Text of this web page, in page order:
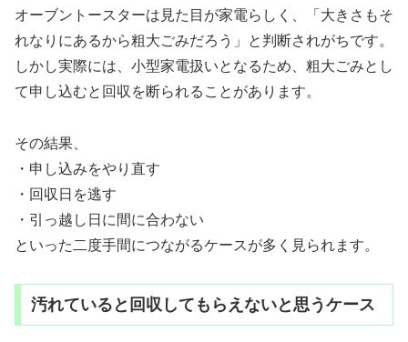
オーブントースターは見た目が家電らしく、「大きさもそ
れなりにあるから粗大ごみだろう」と判断されがちです。
しかし実際には、小型家電扱いとなるため、粗大ごみとし
て申し込むと回収を断られることがあります。
その結果、
・申し込みをやり直す
・回収日を逃す
・引っ越し日に間に合わない
といった二度手間につながるケースが多く見られます。
汚れていると回収してもらえないと思うケース